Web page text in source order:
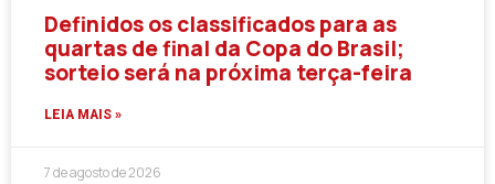
Definidos os classificados para as
quartas de final da Copa do Brasil;
sorteio será na próxima terça-feira
LEIA MAIS »
7 de agosto de 2026